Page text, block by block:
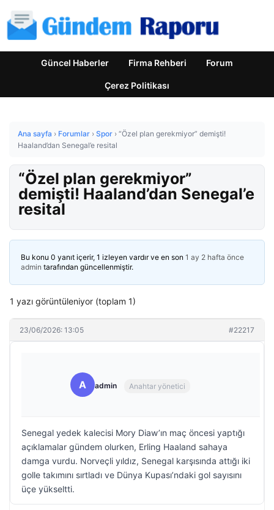
Güncel Haberler Firma Rehberi Forum
Çerez Politikası
Ana sayfa › Forumlar › Spor › “Özel plan gerekmiyor” demişti!
Haaland’dan Senegal’e resital
“Özel plan gerekmiyor”
demişti! Haaland’dan Senegal’e
resital
Bu konu 0 yanıt içerir, 1 izleyen vardır ve en son 1 ay 2 hafta önce
admin tarafından güncellenmiştir.
1 yazı görüntüleniyor (toplam 1)
23/06/2026: 13:05 #22217
A admin Anahtar yönetici
Senegal yedek kalecisi Mory Diaw’ın maç öncesi yaptığı
açıklamalar gündem olurken, Erling Haaland sahaya
damga vurdu. Norveçli yıldız, Senegal karşısında attığı iki
golle takımını sırtladı ve Dünya Kupası’ndaki gol sayısını
üçe yükseltti.